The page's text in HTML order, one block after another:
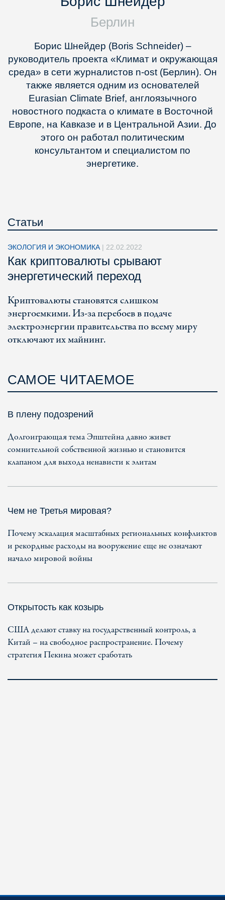
Берлин
Борис Шнейдер (Boris Schneider) –
руководитель проекта «Климат и окружающая
среда» в сети журналистов n-ost (Берлин). Он
также является одним из основателей
Eurasian Climate Brief, англоязычного
новостного подкаста о климате в Восточной
Европе, на Кавказе и в Центральной Азии. До
этого он работал политическим
консультантом и специалистом по
энергетике.
Статьи
ЭКОЛОГИЯ И ЭКОНОМИКА | 22.02.2022
Как криптовалюты срывают
энергетический переход
Криптовалюты становятся слишком
энергоемкими. Из-за перебоев в подаче
электроэнергии правительства по всему миру
отключают их майнинг.
САМОЕ ЧИТАЕМОЕ
В плену подозрений
Долгоиграющая тема Эпштейна давно живет
сомнительной собственной жизнью и становится
клапаном для выхода ненависти к элитам
Чем не Третья мировая?
Почему эскалация масштабных региональных конфликтов
и рекордные расходы на вооружение еще не означают
начало мировой войны
Открытость как козырь
США делают ставку на государственный контроль, а
Китай – на свободное распространение. Почему
стратегия Пекина может сработать